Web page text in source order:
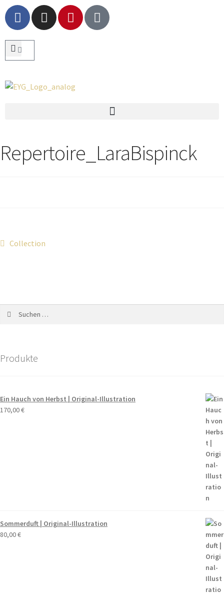
Repertoire_LaraBispinck
Collection
Produkte
Ein Hauch von Herbst | Original-Illustration
170,00€
Sommerduft | Original-Illustration
80,00€